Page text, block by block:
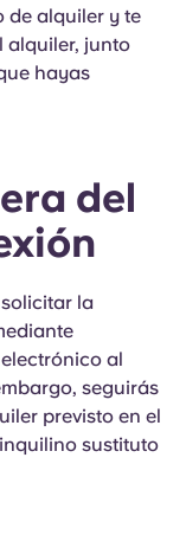
de alquiler y te
alquiler, junto
hayas
del
la
al
seguirás
previsto en el
sustituto